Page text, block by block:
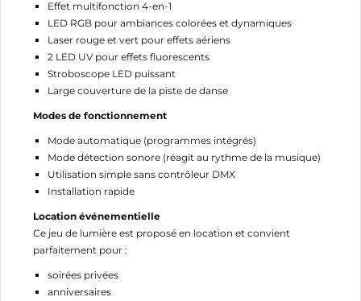
Effet multifonction 4-en-1
LED RGB pour ambiances colorées et dynamiques
Laser rouge et vert pour effets aériens
2 LED UV pour effets fluorescents
Stroboscope LED puissant
Large couverture de la piste de danse
Modes de fonctionnement
Mode automatique (programmes intégrés)
Mode détection sonore (réagit au rythme de la musique)
Utilisation simple sans contrôleur DMX
Installation rapide
Location événementielle
Ce jeu de lumière est proposé en location et convient
parfaitement pour :
soirées privées
anniversaires
MES LISTES
add_circle_outlineCréer une nouvelle liste
CRÉER UNE LISTE D'ENVIES
NOM DE LA LISTE D'ENVIES
Annuler Créer une liste d'envies
CONNEXION
Vous devez être connecté pour ajouter des produits
à votre liste d'envies.